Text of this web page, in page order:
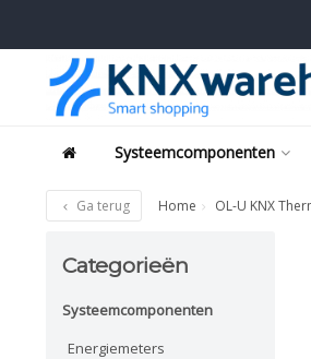
Systeemcomponenten
Ga terug Home OL-U KNX
Categorieën
Systeemcomponenten
Energiemeters